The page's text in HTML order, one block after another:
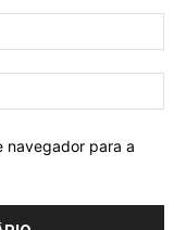
navegador para a